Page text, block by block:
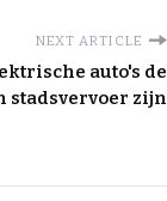
NEXT ARTICLE
auto's de
stadsvervoer zijn